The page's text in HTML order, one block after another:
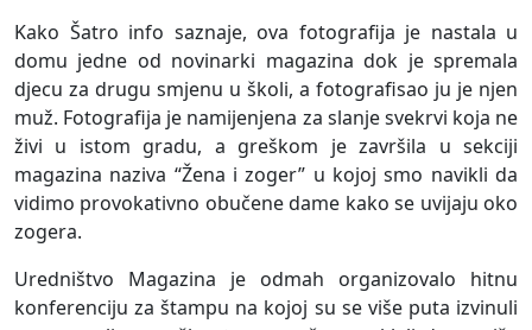
Kako Šatro info saznaje, ova fotografija je nastala u
domu jedne od novinarki magazina dok je spremala
djecu za drugu smjenu u školi, a fotografisao ju je njen
muž. Fotografija je namijenjena za slanje svekrvi koja ne
živi u istom gradu, a greškom je završila u sekciji
magazina naziva “Žena i zoger” u kojoj smo navikli da
vidimo provokativno obučene dame kako se uvijaju oko
zogera.
Uredništvo Magazina je odmah organizovalo hitnu
konferenciju za štampu na kojoj su se više puta izvinuli